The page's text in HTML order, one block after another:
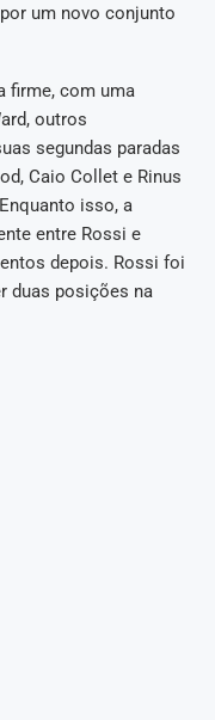
um novo conjunto
firme, com uma
outros
segundas paradas
Caio Collet e Rinus
isso, a
entre Rossi e
depois. Rossi foi
duas posições na